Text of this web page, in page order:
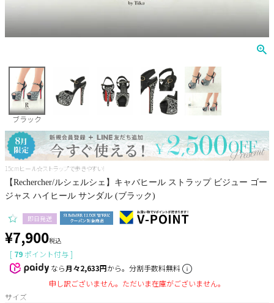
JENNNY
COMEX
Rechercher
Pleaser
ブラック
15cmヒール☆ストラップで歩きやすい!
【Rechercher/ルシェルシェ】キャバヒール ストラップ ビジュー ゴー
ジャス ハイヒール サンダル (ブラック)
即日発送
¥7,900税込
[ 79ポイント付与 ]
なら月々2,633円から。分割手数料無料
申し訳ございません。ただいま在庫がございません。
サイズ